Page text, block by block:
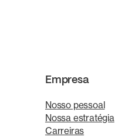
Empresa
Nosso pessoal
Nossa estratégia
Carreiras